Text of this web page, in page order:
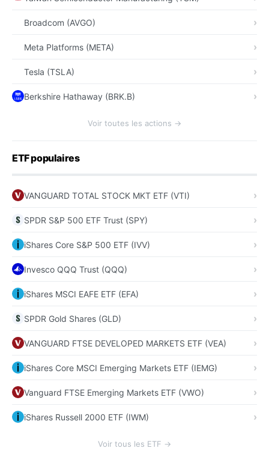
Broadcom (AVGO)
Meta Platforms (META)
Tesla (TSLA)
Berkshire Hathaway (BRK.B)
Voir toutes les actions →
ETF populaires
VANGUARD TOTAL STOCK MKT ETF (VTI)
SPDR S&P 500 ETF Trust (SPY)
iShares Core S&P 500 ETF (IVV)
Invesco QQQ Trust (QQQ)
iShares MSCI EAFE ETF (EFA)
SPDR Gold Shares (GLD)
VANGUARD FTSE DEVELOPED MARKETS ETF (VEA)
iShares Core MSCI Emerging Markets ETF (IEMG)
Vanguard FTSE Emerging Markets ETF (VWO)
iShares Russell 2000 ETF (IWM)
Voir tous les ETF →